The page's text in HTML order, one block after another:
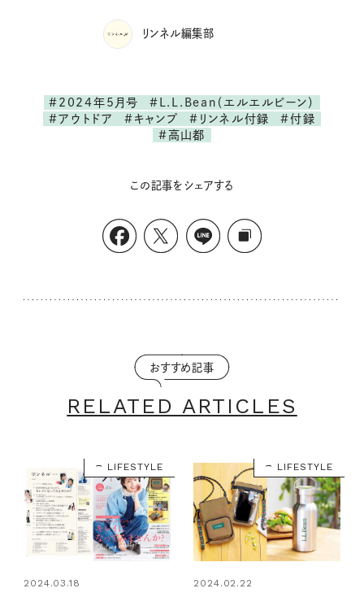
リンネル編集部
#2024年5月号
#L.L.Bean（エルエルビーン）
#アウトドア
#キャンプ #リンネル付録
#付録
#高山都
この記事をシェアする
おすすめ記事
RELATED ARTICLES
LIFESTYLE
2024.03.18
LIFESTYLE
2024.02.22